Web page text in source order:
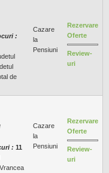
:
de
Cazare
la
Pensiuni
Rezervare
Oferte
Review-
uri
: 11
Cazare
la
Pensiuni
Rezervare
Oferte
Review-
uri